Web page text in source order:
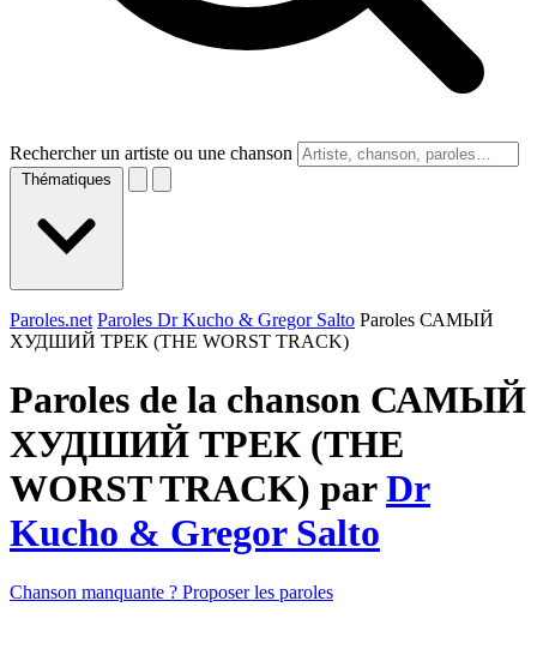
Rechercher un artiste ou une chanson
Thématiques
Paroles.net Paroles Dr Kucho & Gregor Salto Paroles САМЫЙ
ХУДШИЙ ТРЕК (THE WORST TRACK)
Paroles de la chanson САМЫЙ
ХУДШИЙ ТРЕК (THE
WORST TRACK) parDr
Kucho & Gregor Salto
Chanson manquante ? Proposer les paroles